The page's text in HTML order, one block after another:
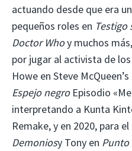
actuando desde que era
pequeños roles en Testigo
Doctor Whoy muchos
por jugar al activista de
Howe en Steve McQueen’s
Espejo negro Episodio
interpretando a Kunta
Remake, y en 2020, para
Demoniosy Tony en